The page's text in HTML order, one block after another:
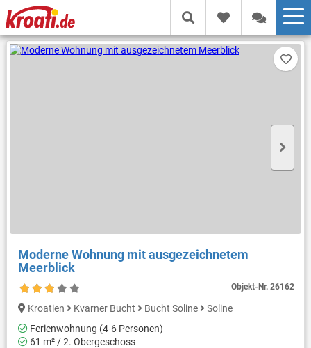
Moderne Wohnung mit ausgezeichnetem
Meerblick
Objekt-Nr.26162
Kroatien Kvarner Bucht Bucht Soline
Soline
Ferienwohnung (4-6 Personen)
61 m² / 2. Obergeschoss